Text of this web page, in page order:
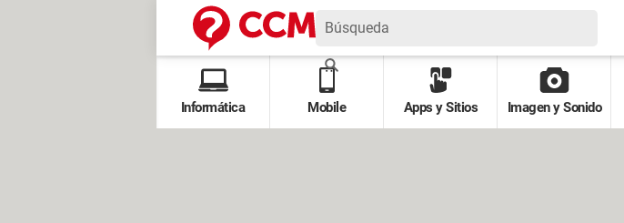
Informática Mobile Apps y Sitios Imagen y Sonido